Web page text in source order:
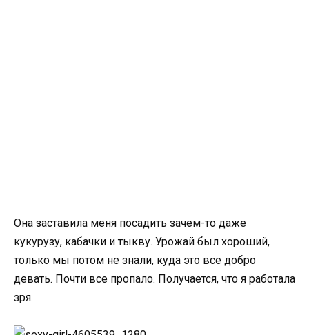
Она заставила меня посадить зачем-то даже
кукурузу, кабачки и тыкву. Урожай был хороший,
только мы потом не знали, куда это все добро
девать. Почти все пропало. Получается, что я работала
зря.